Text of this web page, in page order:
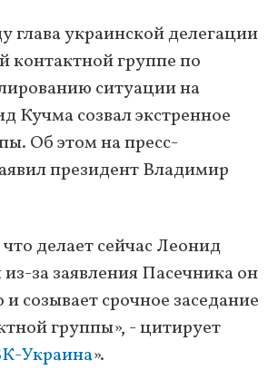
глава украинской делегации
контактной группе по
ситуации на
Кучма созвал экстренное
Об этом на пресс-
президент Владимир
делает сейчас Леонид
за заявления Пасечника он
созывает срочное заседание
группы», - цитирует
Украина».